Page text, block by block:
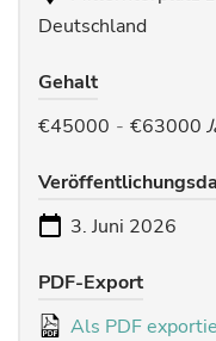
Deutschland
Gehalt
€45000 - €63000
3. Juni 2026
PDF-Export
Als PDF